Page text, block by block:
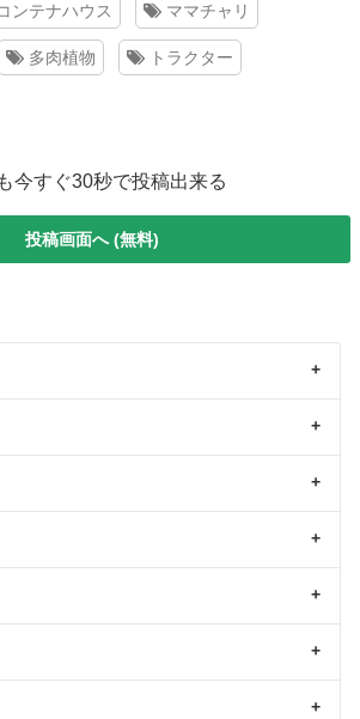
ンテナハウス ママチャリ
多肉植物 トラクター
今すぐ30秒で投稿出来る
投稿画面へ (無料)